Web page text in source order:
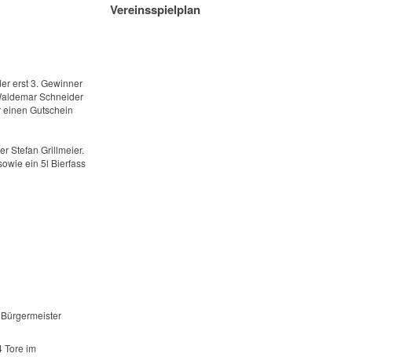
erst 3. Gewinner
Schneider
Gutschein
Stefan Grillmeier.
ein 5l Bierfass
Tore im
Vereinsspielplan